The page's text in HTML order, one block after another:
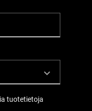
tuotetietoja